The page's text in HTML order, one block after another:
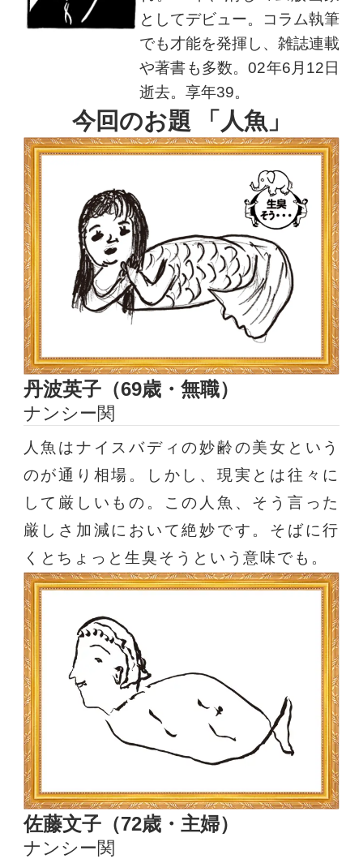
としてデビュー。コラム執筆
でも才能を発揮し、雑誌連載
や著書も多数。02年6月12日
逝去。享年39。
今回のお題 「人魚」
丹波英子（69歳・無職）
ナンシー関
人魚はナイスバディの妙齢の美女という
のが通り相場。しかし、現実とは往々に
して厳しいもの。この人魚、そう言った
厳しさ加減において絶妙です。そばに行
くとちょっと生臭そうという意味でも。
佐藤文子（72歳・主婦）
ナンシー関